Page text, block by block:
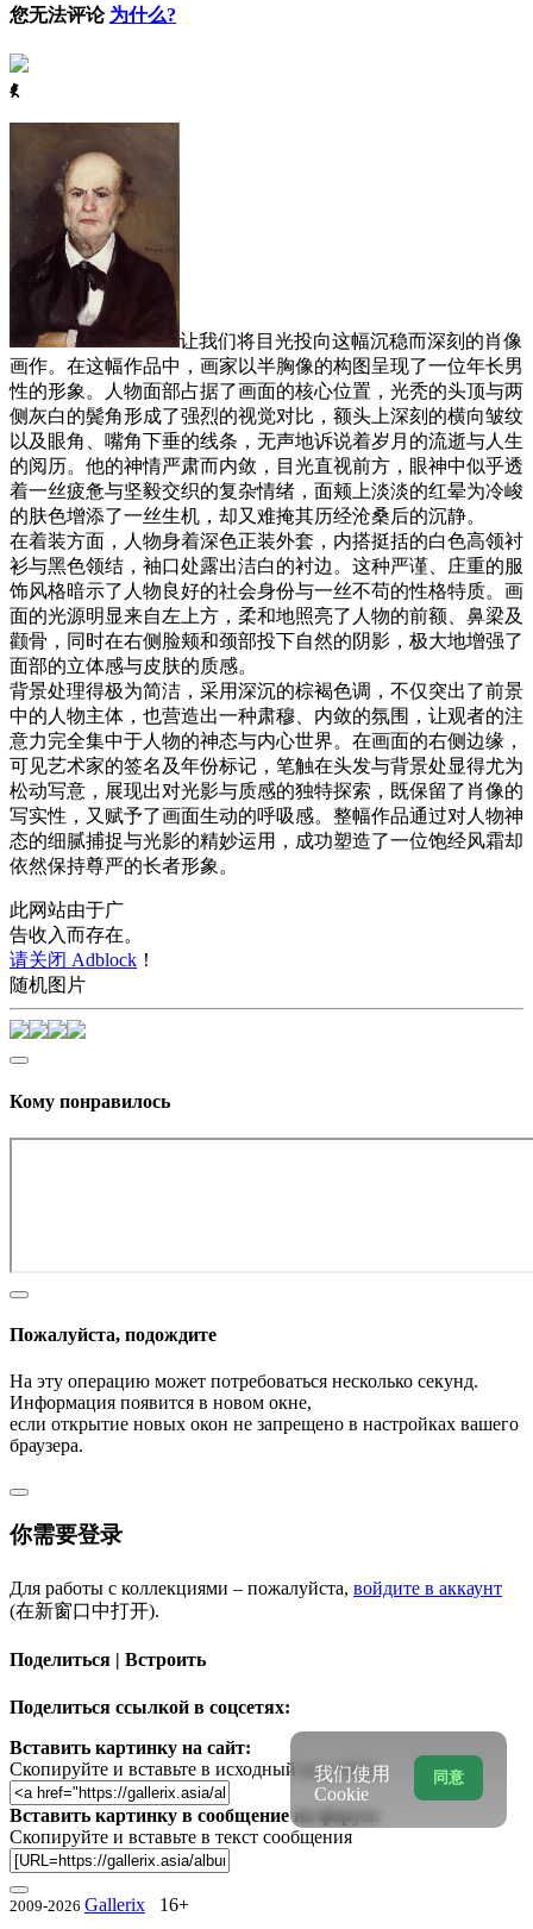
您无法评论 为什么?
ꈅ
让我们将目光投向这幅沉稳而深刻的肖像
画作。在这幅作品中，画家以半胸像的构图呈现了一位年长男
性的形象。人物面部占据了画面的核心位置，光秃的头顶与两
侧灰白的鬓角形成了强烈的视觉对比，额头上深刻的横向皱纹
以及眼角、嘴角下垂的线条，无声地诉说着岁月的流逝与人生
的阅历。他的神情严肃而内敛，目光直视前方，眼神中似乎透
着一丝疲惫与坚毅交织的复杂情绪，面颊上淡淡的红晕为冷峻
的肤色增添了一丝生机，却又难掩其历经沧桑后的沉静。
在着装方面，人物身着深色正装外套，内搭挺括的白色高领衬
衫与黑色领结，袖口处露出洁白的衬边。这种严谨、庄重的服
饰风格暗示了人物良好的社会身份与一丝不苟的性格特质。画
面的光源明显来自左上方，柔和地照亮了人物的前额、鼻梁及
颧骨，同时在右侧脸颊和颈部投下自然的阴影，极大地增强了
面部的立体感与皮肤的质感。
背景处理得极为简洁，采用深沉的棕褐色调，不仅突出了前景
中的人物主体，也营造出一种肃穆、内敛的氛围，让观者的注
意力完全集中于人物的神态与内心世界。在画面的右侧边缘，
可见艺术家的签名及年份标记，笔触在头发与背景处显得尤为
松动写意，展现出对光影与质感的独特探索，既保留了肖像的
写实性，又赋予了画面生动的呼吸感。整幅作品通过对人物神
态的细腻捕捉与光影的精妙运用，成功塑造了一位饱经风霜却
依然保持尊严的长者形象。
此网站由于广
告收入而存在。
请关闭 Adblock ！
随机图片
Кому понравилось
Пожалуйста, подождите
На эту операцию может потребоваться несколько секунд.
Информация появится в новом окне,
если открытие новых окон не запрещено в настройках вашего
браузера.
你需要登录
Для работы с коллекциями – пожалуйста, войдите в аккаунт
(在新窗口中打开).
Поделиться | Встроить
Поделиться ссылкой в соцсетях:
Вставить картинку на сайт:
Скопируйте и вставьте в исходный код сайта
Вставить картинку в сообщение на форум:
Скопируйте и вставьте в текст сообщения
2009-2026 Gallerix 16+
同意
我们使用
Cookie